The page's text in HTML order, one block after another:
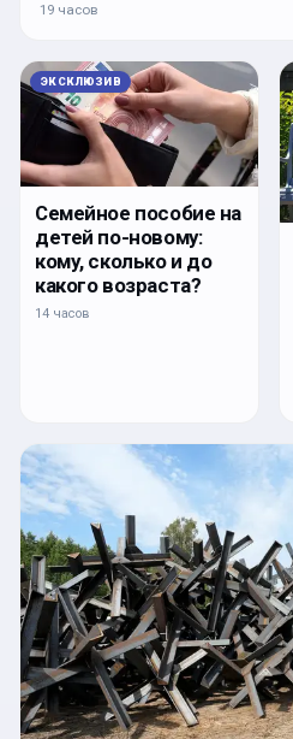
19 часов
ЭКСКЛЮЗИВ
Семейное пособие на
детей по-новому:
кому, сколько и до
какого возраста?
14 часов